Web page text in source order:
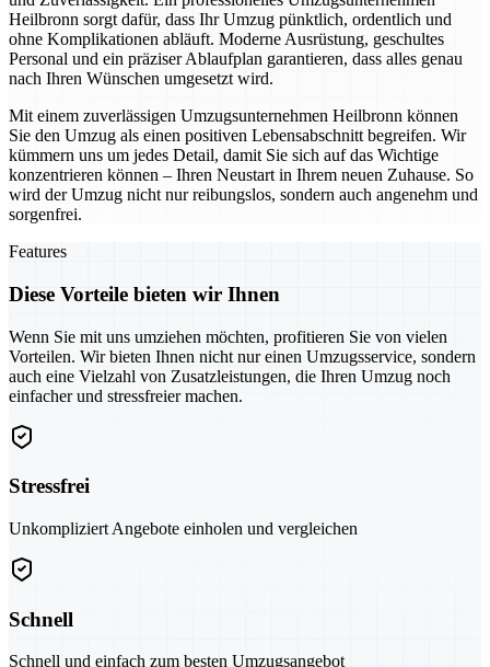
Heilbronn sorgt dafür, dass Ihr Umzug pünktlich, ordentlich und
ohne Komplikationen abläuft. Moderne Ausrüstung, geschultes
Personal und ein präziser Ablaufplan garantieren, dass alles genau
nach Ihren Wünschen umgesetzt wird.
Mit einem zuverlässigen Umzugsunternehmen Heilbronn können
Sie den Umzug als einen positiven Lebensabschnitt begreifen. Wir
kümmern uns um jedes Detail, damit Sie sich auf das Wichtige
konzentrieren können – Ihren Neustart in Ihrem neuen Zuhause. So
wird der Umzug nicht nur reibungslos, sondern auch angenehm und
sorgenfrei.
Features
Diese Vorteile bieten wir Ihnen
Wenn Sie mit uns umziehen möchten, profitieren Sie von vielen
Vorteilen. Wir bieten Ihnen nicht nur einen Umzugsservice, sondern
auch eine Vielzahl von Zusatzleistungen, die Ihren Umzug noch
einfacher und stressfreier machen.
Stressfrei
Unkompliziert Angebote einholen und vergleichen
Schnell
Schnell und einfach zum besten Umzugsangebot